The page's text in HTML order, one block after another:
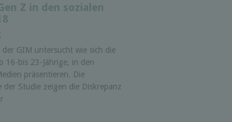
Z in den sozialen
der GIM untersucht wie sich die
16-bis 23-Jährige, in den
präsentieren. Die
der Studie zeigen die Diskrepanz